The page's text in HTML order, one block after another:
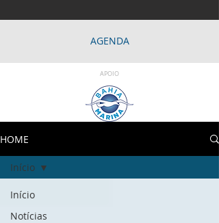
AGENDA
APOIO
HOME
Início
Notícias
Início